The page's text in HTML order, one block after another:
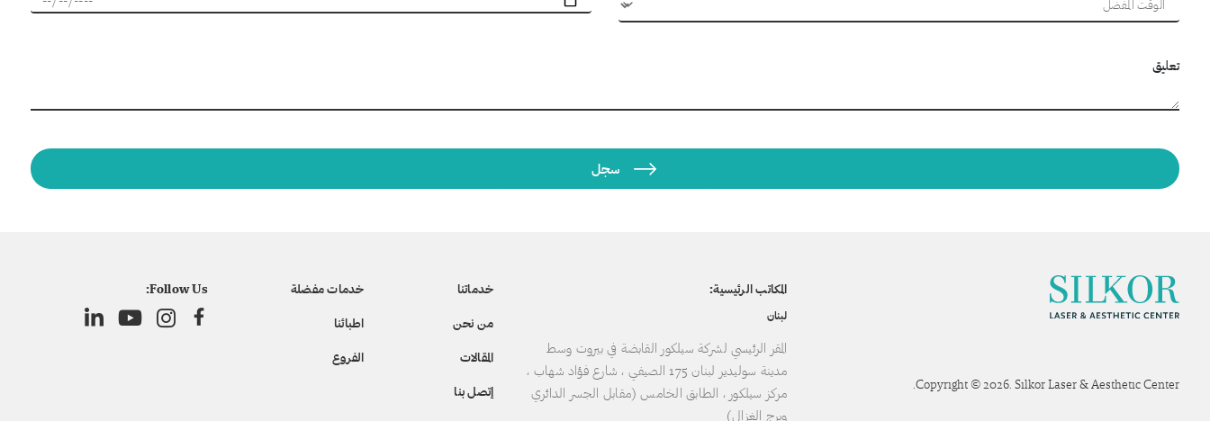
تعليق
Copyright © 2026. Silkor Laser & Aesthetic Center.
المكاتب الرئيسية:
لبنان
المقر الرئيسي لشركة سيلكور القابضة في بيروت وسط
مدينة سوليدير لبنان 175 الصيفي ، شارع فؤاد شهاب ،
مركز سيلكور ، الطابق الخامس (مقابل الجسر الدائري
وبرج الغزال)
خدماتنا
خدمات مفضلة
من نحن
اطبائنا
المقالات
الفروع
إتصل بنا
Follow Us: